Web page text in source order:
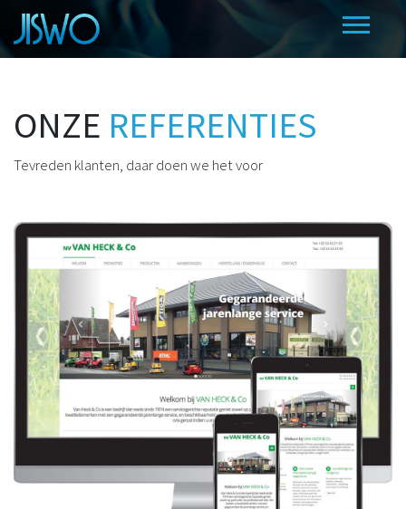
ONZE REFERENTIES
Tevreden klanten, daar doen we het voor